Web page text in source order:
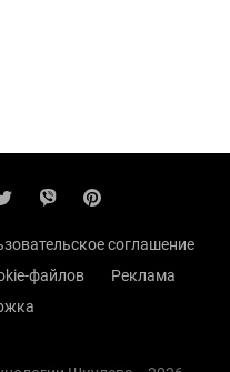
соглашение
файлов
Реклама